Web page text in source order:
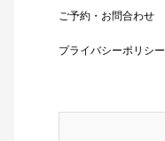
ご予約・お問合わせ
プライバシーポリシー